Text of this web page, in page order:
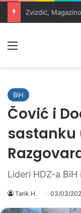
BiH
Čović i
sastanku
Lideri HDZ-a BiH
Tarik H. 03/03/